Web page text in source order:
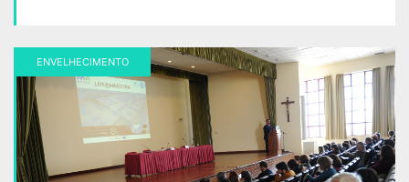
ENVELHECIMENTO